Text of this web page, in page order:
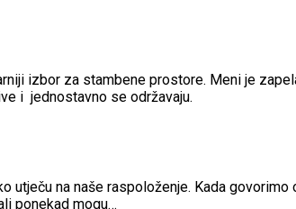
izbor za stambene prostore. Meni je
i jednostavno se održavaju.
utječu na naše raspoloženje. Kada govorimo
ponekad mogu…